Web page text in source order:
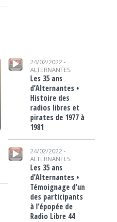
Lecteur audio
24/02/2022 -
ALTERNANTES
Les 35 ans
d’Alternantes •
Histoire des
radios libres et
pirates de 1977 à
1981
Lecteur audio
24/02/2022 -
ALTERNANTES
Les 35 ans
d’Alternantes •
Témoignage d’un
des participants
à l’épopée de
Radio Libre 44